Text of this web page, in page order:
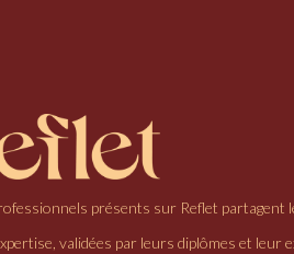
présents sur Reflet partagent
validées par leurs diplômes et leur